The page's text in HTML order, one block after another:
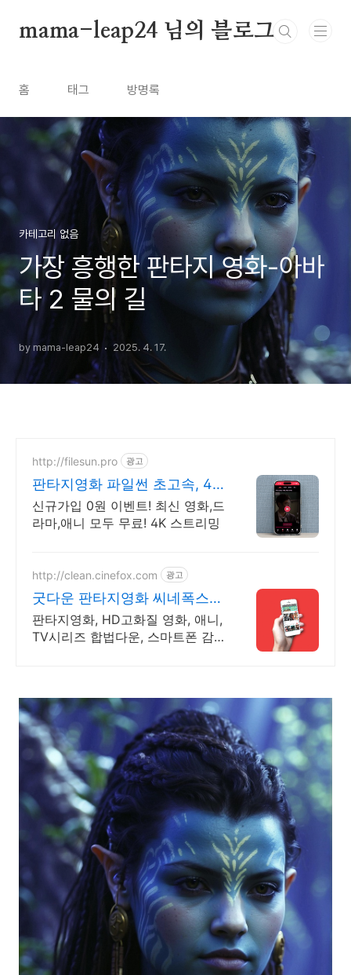
mama-leap24 님의 블로그
홈 태그 방명록
카테고리 없음
가장 흥행한 판타지 영화-아바
타 2 물의 길
by mama-leap24 2025. 4. 17.
http://filesun.pro 광고
판타지영화 파일썬 초고속, 4K
실시간 보기!
신규가입 0원 이벤트! 최신 영화,드
라마,애니 모두 무료! 4K 스트리밍
http://clean.cinefox.com 광고
굿다운 판타지영화 씨네폭스
최대3만원+10%추가적립
판타지영화, HD고화질 영화, 애니,
TV시리즈 합법다운, 스마트폰 감